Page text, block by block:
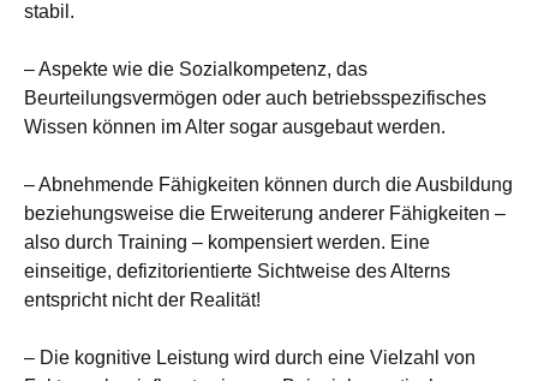
stabil.
– Aspekte wie die Sozialkompetenz, das
Beurteilungsvermögen oder auch betriebsspezifisches
Wissen können im Alter sogar ausgebaut werden.
– Abnehmende Fähigkeiten können durch die Ausbildung
beziehungsweise die Erweiterung anderer Fähigkeiten –
also durch Training – kompensiert werden. Eine
einseitige, defizitorientierte Sichtweise des Alterns
entspricht nicht der Realität!
– Die kognitive Leistung wird durch eine Vielzahl von